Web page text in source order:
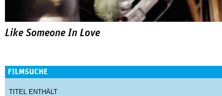
Like Someone In Love
FILMSUCHE
TITEL ENTHÄLT